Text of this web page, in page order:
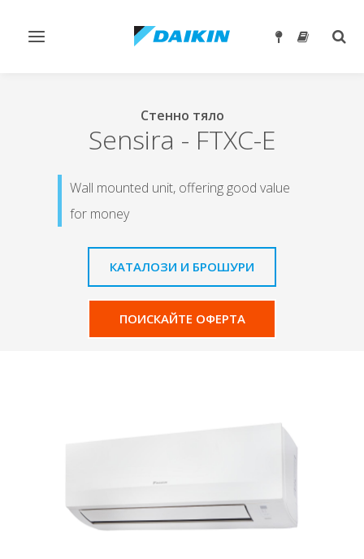
Превключване
Стенно тяло
Sensira - FTXC-E
Wall mounted unit, offering good value
for money
КАТАЛОЗИ И БРОШУРИ
ПОИСКАЙТЕ ОФЕРТА